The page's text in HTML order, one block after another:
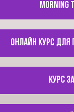
Онлайн курс для
Курс
Morning